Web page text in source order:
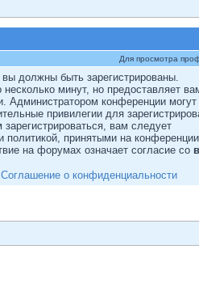
Для просмотра
должны быть зарегистрированы.
несколько минут, но предоставляет
Администратором конференции
привилегии для
вам следует
политикой, принятыми на
на форумах означает согласие со
Соглашение о конфиденциальности